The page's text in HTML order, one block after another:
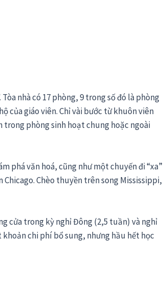
nhà có 17 phòng, 9 trong số đó là phòng
của giáo viên. Chỉ vài bước từ khuôn viên
phòng sinh hoạt chung hoặc ngoài
phá văn hoá, cũng như một chuyến đi “xa”
Chèo thuyền trên song Mississippi,
cửa trong kỳ nghỉ Đông (2,5 tuần) và nghỉ
chi phí bổ sung, nhưng hầu hết học